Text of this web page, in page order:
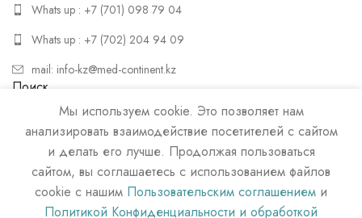
Whats up : +7 (701) 098 79 04
Whats up : +7 (702) 204 94 09
mail: info-kz@med-continent.kz
Поиск
ПОИСК
Мы используем cookie. Это позволяет нам
анализировать взаимодействие посетителей с сайтом
и делать его лучше. Продолжая пользоваться
сайтом, вы соглашаетесь с использованием файлов
cookie с нашим Пользовательским соглашением и
Политикой Конфиденциальности и обработкой